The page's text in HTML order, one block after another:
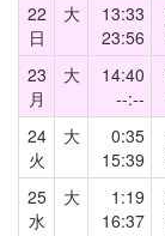
22
日
大
13:33
23:56
23
月
大
14:40
--:--
24
火
大
0:35
15:39
25
水
大
1:19
16:37